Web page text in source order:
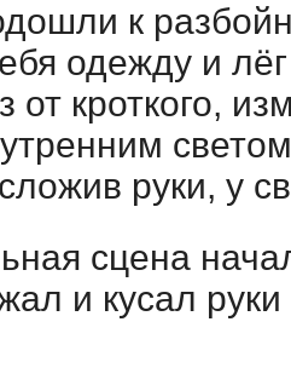
к
одежду и
от кроткого,
руки, у
сцена
и кусал